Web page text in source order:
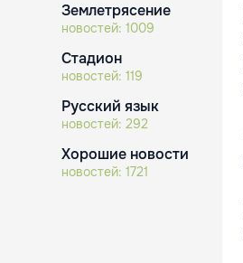
Землетрясение
новостей: 1009
Стадион
новостей: 119
Русский язык
новостей: 292
Хорошие новости
новостей: 1721